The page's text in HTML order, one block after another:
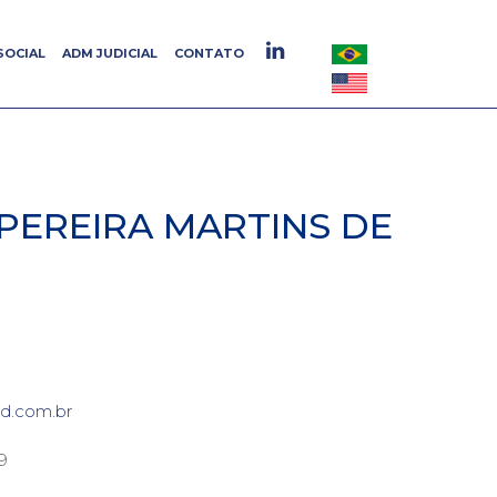
ADM JUDICIAL CONTATO
ADM JUDICIAL CONTATO
MARTINS DE